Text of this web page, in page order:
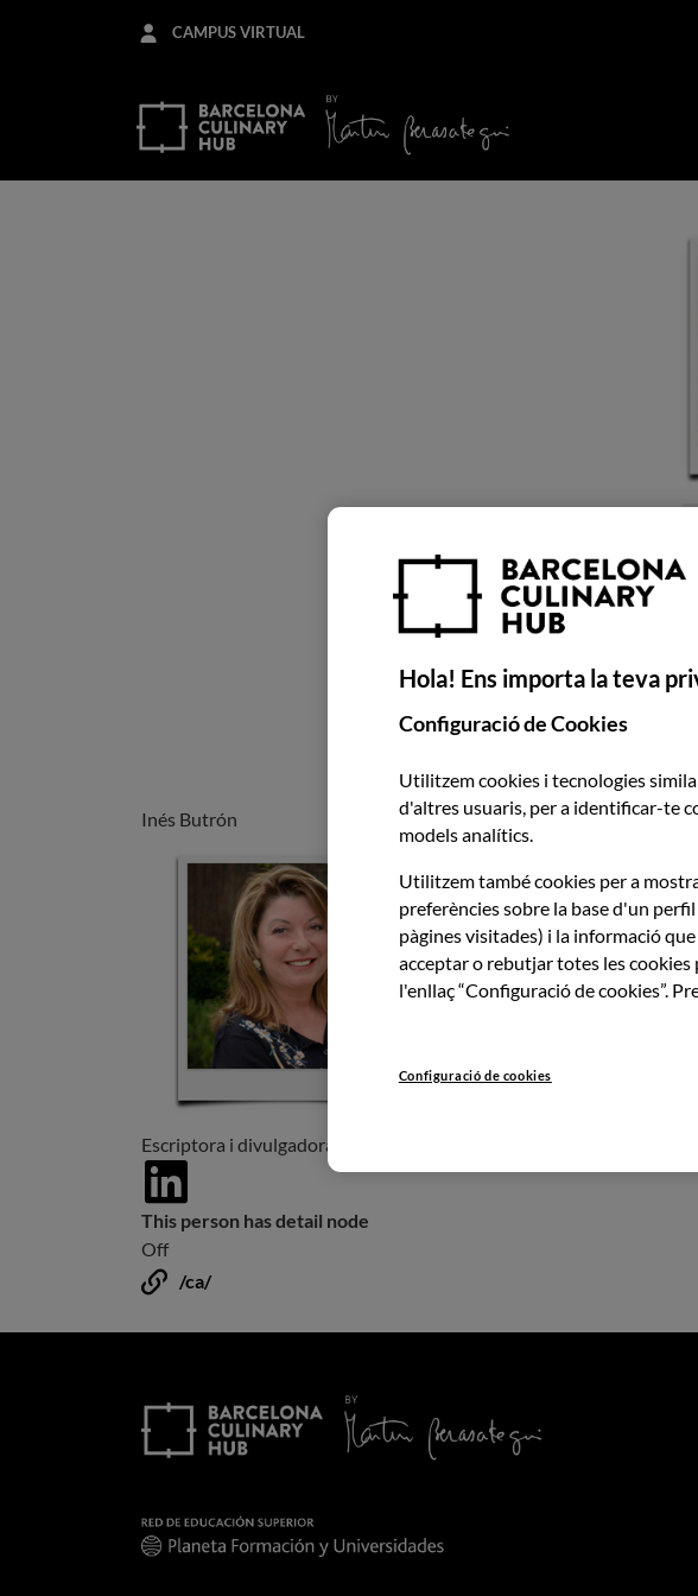
CAMPUS VIRTUAL
MÀSTER A
Inés Butrón
Escriptora i divulgadora, professora d'història i cultura gastronòmica.
https://www.linkedin.com/in/in%C3%A9s-
This person has detail node
Off
/ca/
Hola! Ens importa la teva
Configuració de Cookies
Utilitzem cookies i tecnologies
d'altres usuaris, per a identificar-te
models analítics.
Utilitzem també cookies per a
preferències sobre la base d'un
pàgines visitades) i la informació
acceptar o rebutjar totes les
l'enllaç “Configuració de cookies”.
Configuració de cookies